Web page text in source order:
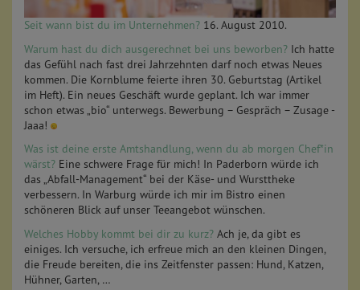
Seit wann bist du im Unternehmen? 16. August 2010.
Warum hast du dich ausgerechnet bei uns beworben? Ich hatte
das Gefühl nach fast drei Jahrzehnten darf noch etwas Neues
kommen. Die Kornblume feierte ihren 30. Geburtstag (Artikel
im Heft). Ein neues Geschäft wurde geplant. Ich war immer
schon etwas „bio“ unterwegs. Bewerbung – Gespräch – Zusage -
Jaaa!
Was ist deine erste Amtshandlung, wenn du ab morgen Chef*in
wärst? Eine schwere Frage für mich! In Paderborn würde ich
das „Abfall-Management“ bei der Käse- und Wursttheke
verbessern. In Warburg würde ich mir im Bistro einen
schöneren Blick auf unser Teeangebot wünschen.
Welches Hobby kommt bei dir zu kurz? Ach je, da gibt es
einiges. Ich versuche, ich erfreue mich an den kleinen Dingen,
die Freude bereiten, die ins Zeitfenster passen: Hund, Katzen,
Hühner, Garten, …